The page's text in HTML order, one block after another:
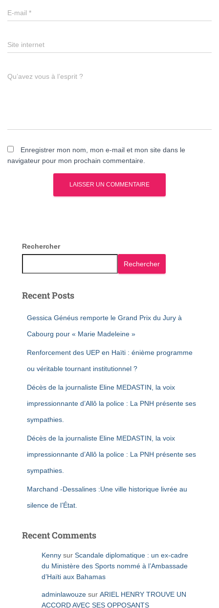
E-mail *
Site internet
Qu’avez vous à l’esprit ?
Enregistrer mon nom, mon e-mail et mon site dans le
navigateur pour mon prochain commentaire.
Rechercher
Rechercher
Recent Posts
Gessica Généus remporte le Grand Prix du Jury à
Cabourg pour « Marie Madeleine »
Renforcement des UEP en Haïti : énième programme
ou véritable tournant institutionnel ?
Décès de la journaliste Eline MEDASTIN, la voix
impressionnante d’Allô la police : La PNH présente ses
sympathies.
Décès de la journaliste Eline MEDASTIN, la voix
impressionnante d’Allô la police : La PNH présente ses
sympathies.
Marchand -Dessalines :Une ville historique livrée au
silence de l’État.
Recent Comments
Kenny sur Scandale diplomatique : un ex-cadre
du Ministère des Sports nommé à l’Ambassade
d’Haïti aux Bahamas
adminlawouze sur ARIEL HENRY TROUVE UN
ACCORD AVEC SES OPPOSANTS